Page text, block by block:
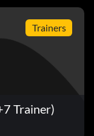
Trainers
Trainer)